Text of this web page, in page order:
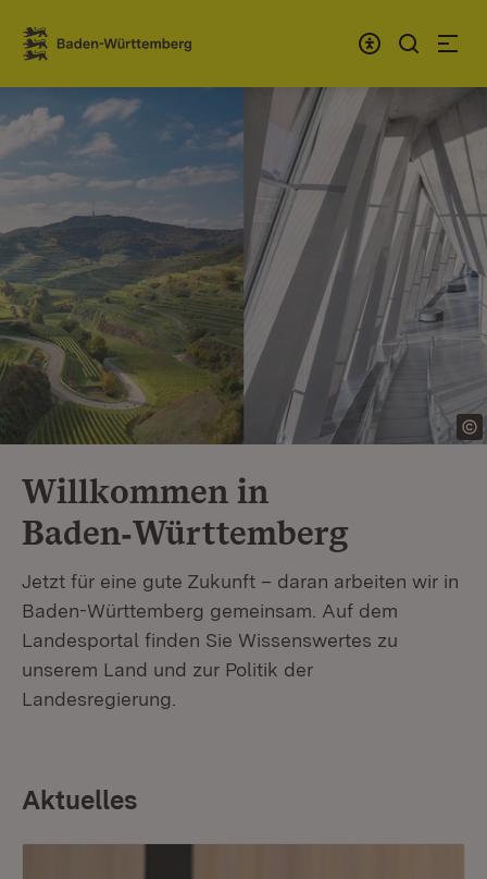
Zum Inhalt springen
Link zur Startseite
Willkommen in
Baden‑Württemberg
Jetzt für eine gute Zukunft – daran arbeiten wir in
Baden-Württemberg gemeinsam. Auf dem
Landesportal finden Sie Wissenswertes zu
unserem Land und zur Politik der
Landesregierung.
Aktuelles